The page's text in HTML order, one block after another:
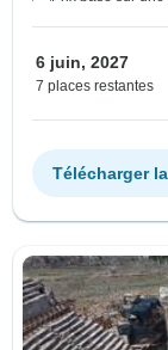
6 juin, 2027
7 places restantes
Télécharger